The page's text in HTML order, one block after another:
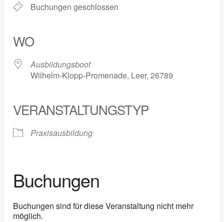
Buchungen geschlossen
WO
Ausbildungsboot
Wilhelm-Klopp-Promenade, Leer, 26789
VERANSTALTUNGSTYP
Praxisausbildung
Buchungen
Buchungen sind für diese Veranstaltung nicht mehr
möglich.